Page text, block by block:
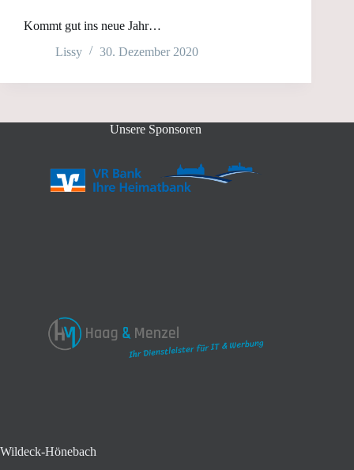
Kommt gut ins neue Jahr…
Lissy
30. Dezember 2020
Unsere Sponsoren
Wildeck-Hönebach